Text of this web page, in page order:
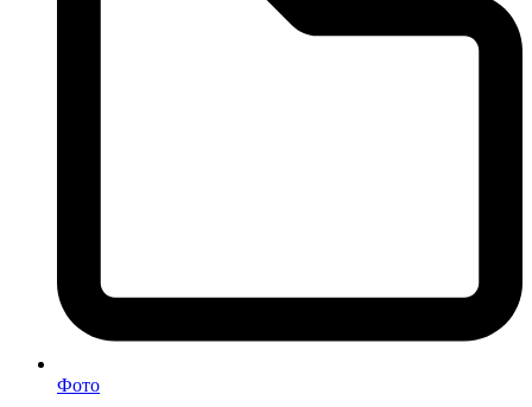
Фото